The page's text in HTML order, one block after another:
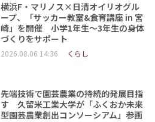
横浜F・マリノス×日清オイリオグル
ープ、「サッカー教室&食育講座 in 宮
崎」を開催 小学1年生～3年生の身体
づくりをサポート
2026.08.06 14:36 くらし
先端技術で園芸農業の持続的発展目指
す 久留米工業大学が「ふくおか未来
型園芸農業創出コンソーシアム」参画